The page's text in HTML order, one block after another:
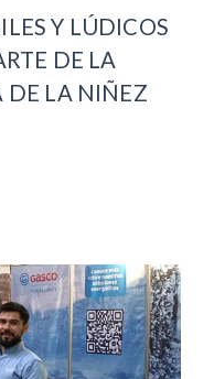
Y LÚDICOS
DE LA
DE LA NIÑEZ